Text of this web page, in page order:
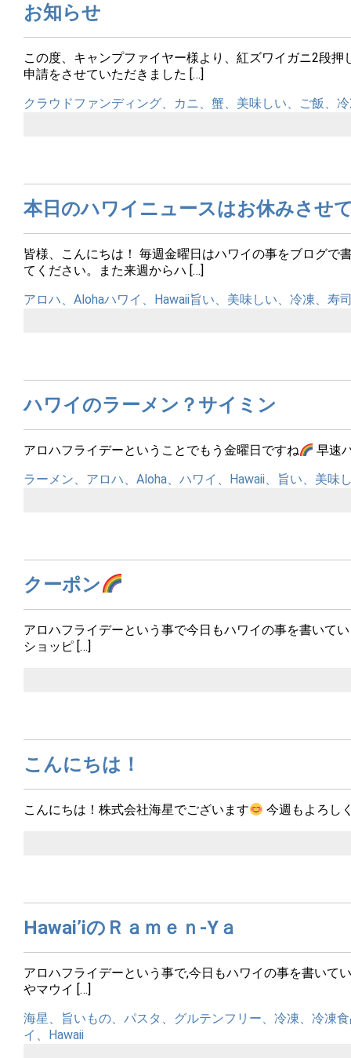
お知らせ
この度、キャンプファイヤー様より、紅ズワイガニ2段
申請をさせていただきました […]
クラウドファンディング、カニ、蟹、美味しい、ご飯、
本日のハワイニュースはお休みさせ
皆様、こんにちは！ 毎週金曜日はハワイの事をブログで
てください。また来週からハ […]
アロハ、Alohaハワイ、Hawaii旨い、美味しい、冷凍、寿
ハワイのラーメン？サイミン
アロハフライデーということでもう金曜日ですね
早速
ラーメン、アロハ、Aloha、ハワイ、Hawaii、旨い、美味
クーポン
アロハフライデーという事で今日もハワイの事を書いて
ショッピ […]
こんにちは！
こんにちは！株式会社海星でございます 今週もよろし
Hawai’iのＲａｍｅｎ-Yａ
アロハフライデーという事で,今日もハワイの事を書いて
やマウイ […]
海星、旨いもの、パスタ、グルテンフリー、冷凍、冷凍
イ、Hawaii